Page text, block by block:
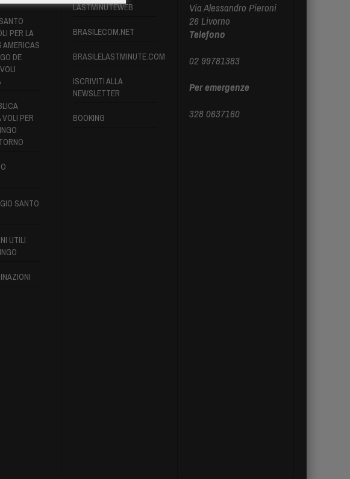
PER LA
AMERICAS
DE
PER
SANTO
UTILI
LASTMINUTEWEB
BRASILECOM.NET
BRASILELASTMINUTE.COM
ISCRIVITI ALLA
NEWSLETTER
BOOKING
Via Alessandro Pieroni
26 Livorno
Telefono
02 99781383
Per emergenze
328 0637160